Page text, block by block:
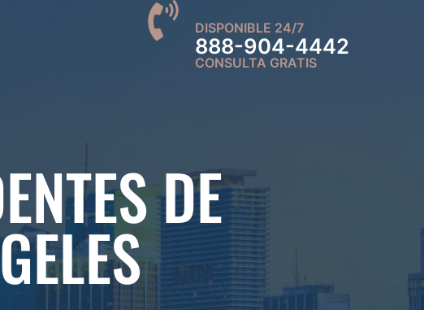
DISPONIBLE 24/7
888-904-4442
CONSULTA GRATIS
DE